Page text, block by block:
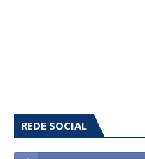
REDE SOCIAL